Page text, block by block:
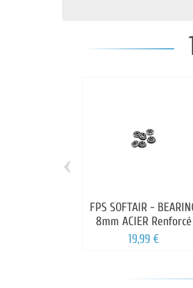
FPS SOFTAIR -
8mm ACIER Renforcé
19,99 €
‹